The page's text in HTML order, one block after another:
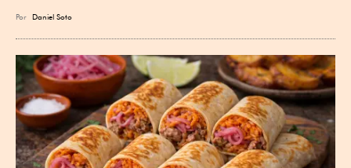
Por Daniel Soto